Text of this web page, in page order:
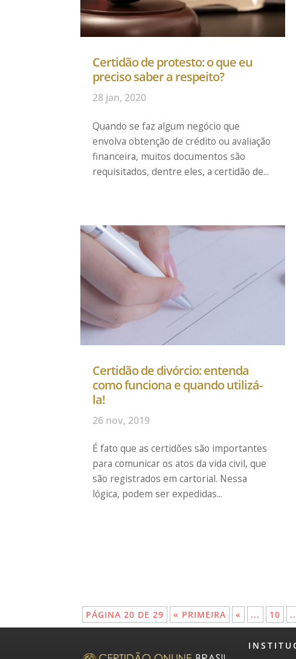
Certidão de protesto: o que eu
preciso saber a respeito?
28 jan, 2020
Quando se faz algum negócio que
envolva obtenção de crédito ou avaliação
financeira, muitos documentos são
requisitados, dentre eles, a certidão de...
Certidão de divórcio: entenda
como funciona e quando utilizá-
la!
26 nov, 2019
É fato que as certidões são importantes
para comunicar os atos da vida civil, que
são registrados em cartorial. Nessa
lógica, podem ser expedidas...
PÁGINA 20 DE 29 « PRIMEIRA « ... 10